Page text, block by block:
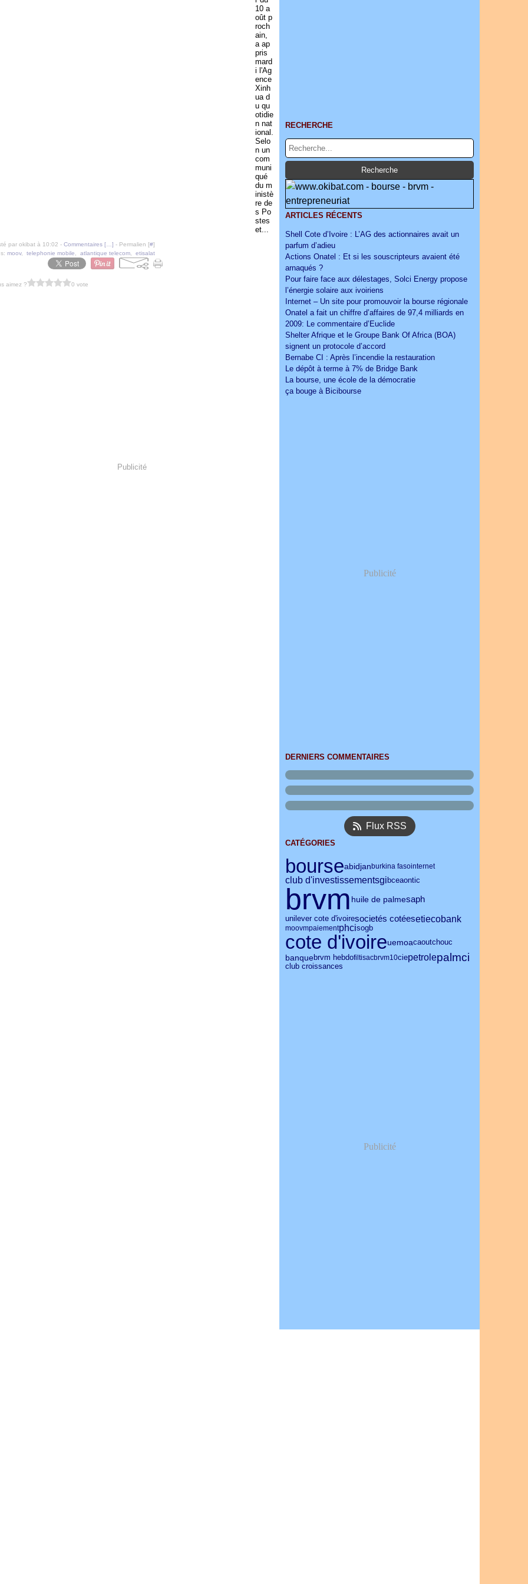
10 a
oût p
roch
ain,
a ap
pris
mard
i l'Ag
ence
Xinh
ua d
u qu
otidie
n nat
ional.
Selo
n un
com
muni
qué
du m
inistè
re de
s Po
stes
et...
par okibat à 10:02 - Commentaires [ ] - Permalien [#]
moov, telephonie mobile atlantique telecom etisalat
aimez ? 0 vote
Publicité
RECHERCHE
ARTICLES RÉCENTS
Shell Cote d’Ivoire : L’AG des actionnaires avait un
parfum d’adieu
Actions Onatel : Et si les souscripteurs avaient été
arnaqués ?
Pour faire face aux délestages, Solci Energy propose
l’énergie solaire aux ivoiriens
Internet – Un site pour promouvoir la bourse régionale
Onatel a fait un chiffre d’affaires de 97,4 milliards en
2009: Le commentaire d’Euclide
Shelter Afrique et le Groupe Bank Of Africa (BOA)
signent un protocole d’accord
Bernabe CI : Après l’incendie la restauration
Le dépôt à terme à 7% de Bridge Bank
La bourse, une école de la démocratie
ça bouge à Bicibourse
Publicité
DERNIERS COMMENTAIRES
Flux RSS
CATÉGORIES
bourseabidjanburkina fasointernet
club d'investissementsgi bceaontic
brvm huile de palmesaph
unilever cote d'ivoiresocietés cotéesetiecobank
moovmpaiementphcisogb
cote d'ivoireuemoacaoutchouc
banquebrvm hebdofiltisacbrvm10ciepetrolepalmci
club croissances
Publicité